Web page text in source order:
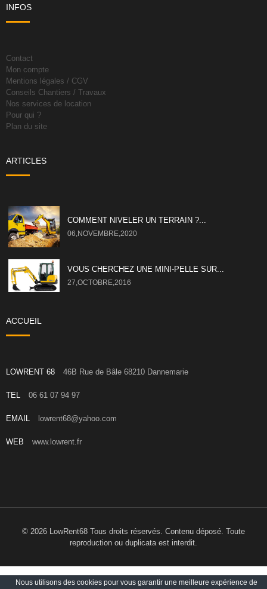
INFOS
Contact
Mon compte
Mentions légales / CGV
Conseils Chantiers / Travaux
Nos services de location
Pour qui ?
Plan du site
ARTICLES
COMMENT NIVELER UN TERRAIN ?...
06,NOVEMBRE,2020
VOUS CHERCHEZ UNE MINI-PELLE SUR...
27,OCTOBRE,2016
ACCUEIL
LOWRENT 68 46B Rue de Bâle 68210 Dannemarie
TEL 06 61 07 94 97
EMAIL lowrent68@yahoo.com
WEB www.lowrent.fr
© 2026 LowRent68 Tous droits réservés. Contenu déposé. Toute
reproduction ou duplicata est interdit.
Nous utilisons des cookies pour vous garantir une meilleure expérience de